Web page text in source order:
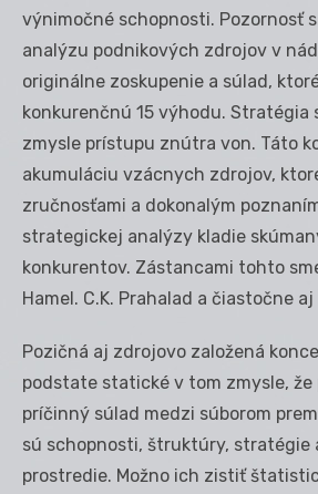
výnimočné schopnosti. Pozornosť
analýzu podnikových zdrojov v
originálne zoskupenie a súlad,
konkurenčnú 15 výhodu. Stratégia
zmysle prístupu znútra von. Táto
akumuláciu vzácnych zdrojov,
zručnosťami a dokonalým
strategickej analýzy kladie
konkurentov. Zástancami tohto
Hamel. C.K. Prahalad a čiastočne aj
Pozičná aj zdrojovo založená
podstate statické v tom zmysle, že
príčinný súlad medzi súborom
sú schopnosti, štruktúry, stratégie
prostredie. Možno ich zistiť